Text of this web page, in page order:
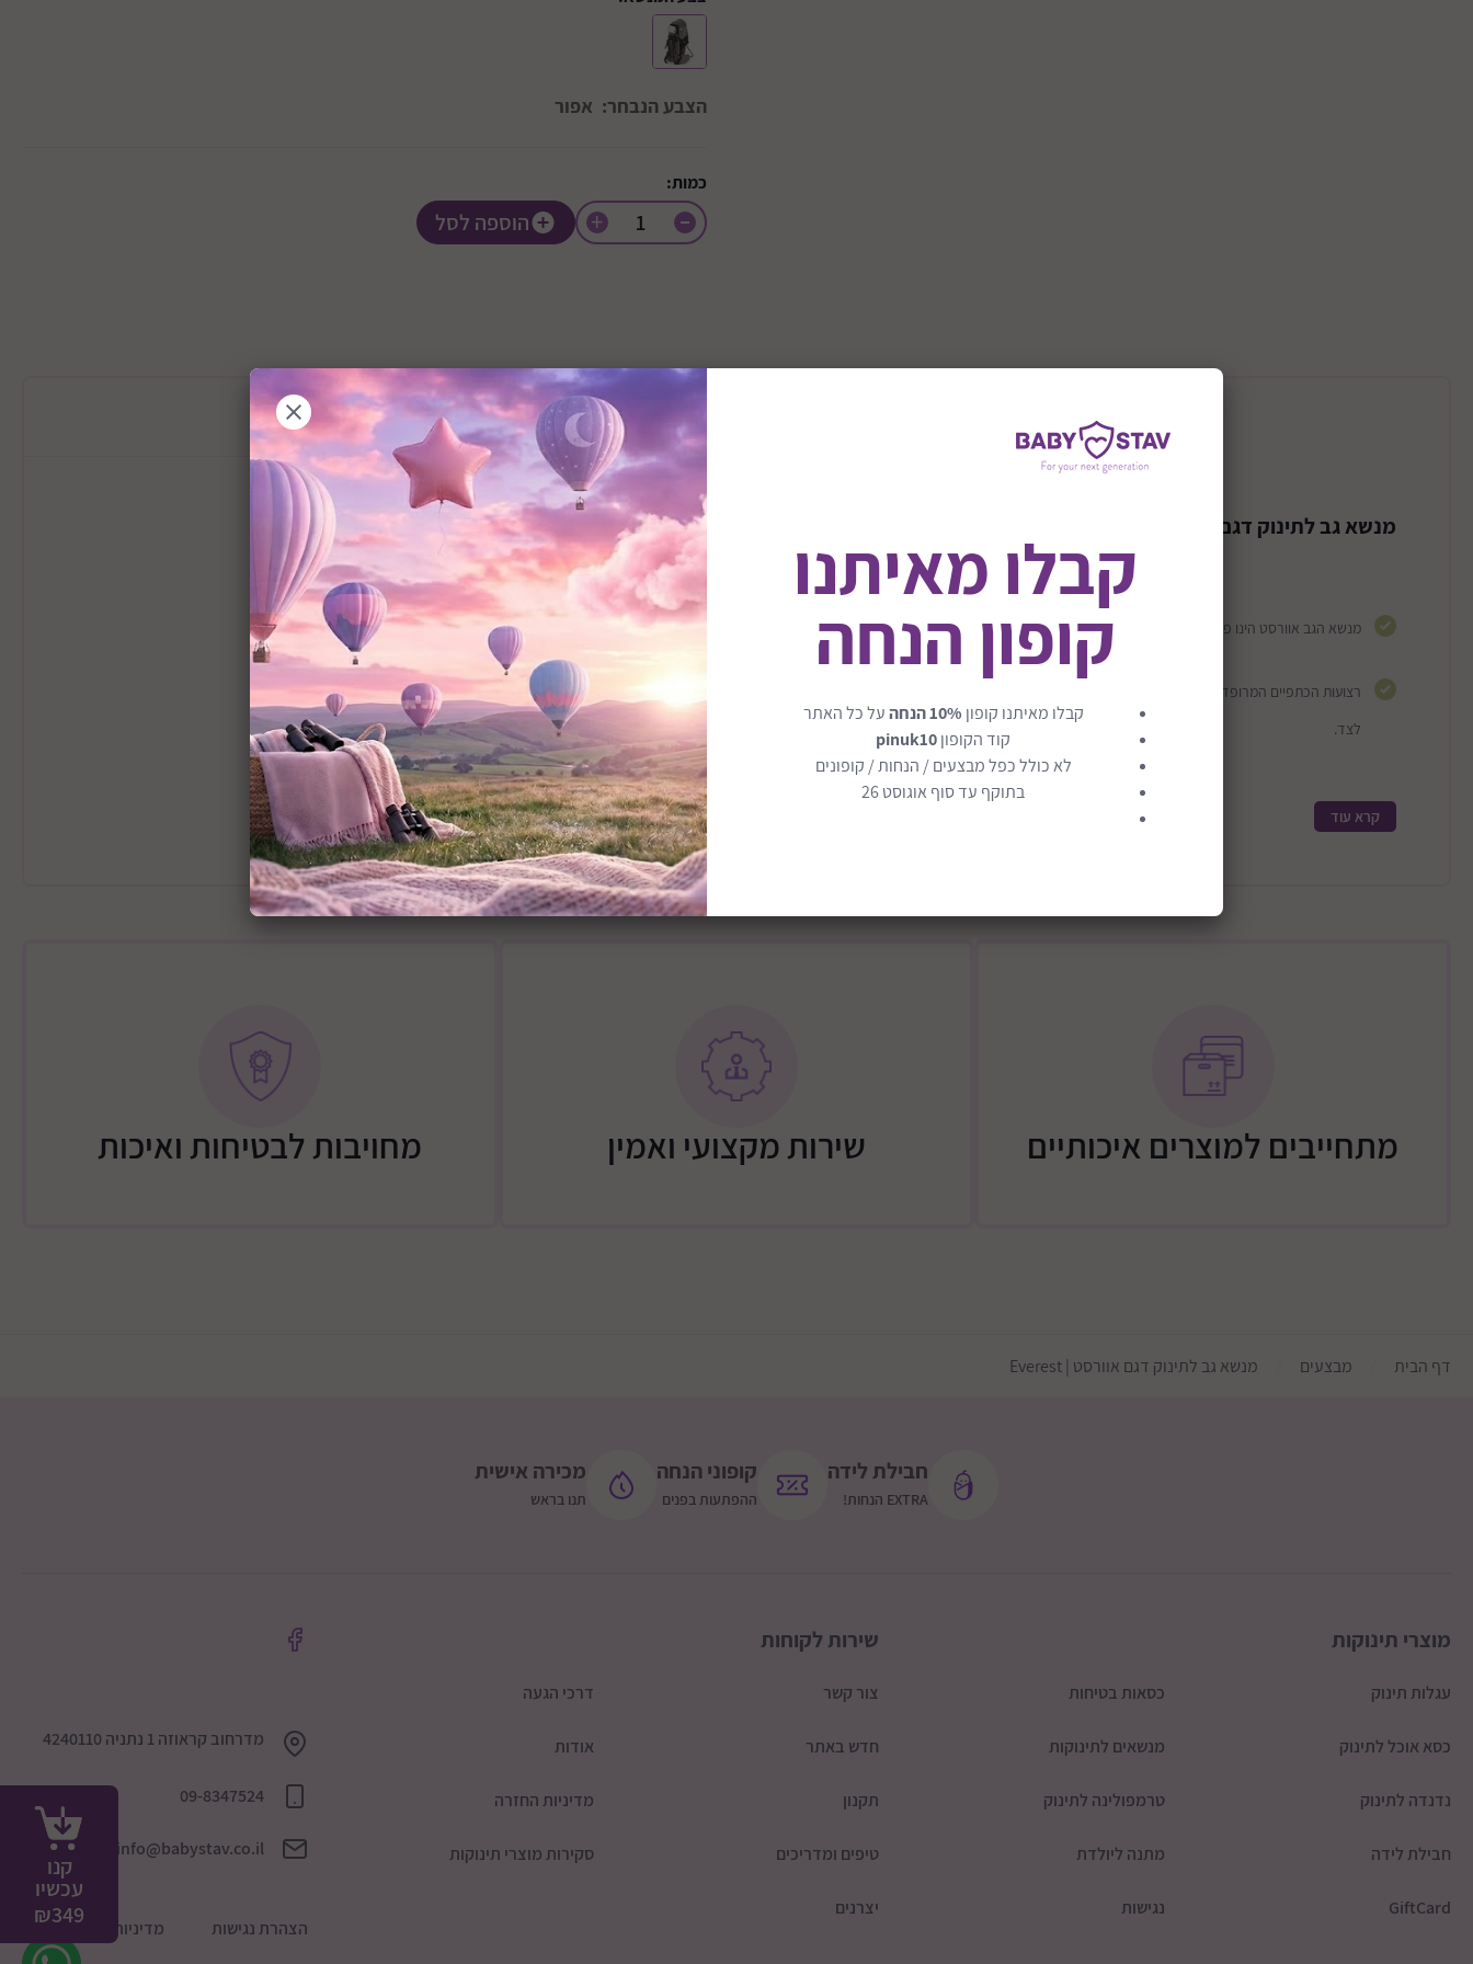
הצבע הנבחר: אפור
כמות:
+ הוספה לסל
קנו
עכשיו
₪349
תיאור המוצר מידע כללי
מנשא גב לתינוק דגם אוורסט | Everest
מנשא הגב אוורסט הינו פתרון מושלם לטיולים ארוכי טווח. המנשא קל מאוד לנשיאה וניתן לכוונן את רצועות המנשא כך שיתאימו לגופכם.
רצועות הכתפיים המרופדות בשילוב רצועת המותניים מעניקות למנשא יציבות מרבית ומונעת תזוזה מצד
לצד.
חלקו האחורי של המנשא (החלק שנוגע בגבכם) רך ונעים למגע.
יחידת התינוק מרופדת ביותר ועשויה מבדים נושמים ונעימים למגע. משענת הגב של הילד ארגונומית ורכה וכך שומרת על יציבה נכונה שלא תעייף את גב ילדכם.
מגיע עם כיסוי גשם המגן על פני התינוק.
מידות : 54X42X90 ס"מ.
קרא עוד
מתחייבים למוצרים איכותיים שירות מקצועי ואמין מחויבות לבטיחות ואיכות
דף הבית מבצעים מנשא גב לתינוק דגם אוורסט | Everest
חבילת לידה
EXTRA הנחות!
קופוני הנחה
ההפתעות בפנים
מכירה אישית
תנו בראש
מוצרי תינוקות
עגלות תינוק כסאות בטיחות
כסא אוכל לתינוק מנשאים לתינוקות
נדנדה לתינוק טרמפולינה לתינוק
חבילת לידה מתנה ליולדת
GiftCard נגישות
שירות לקוחות
צור קשר דרכי הגעה
חדש באתר אודות
תקנון מדיניות החזרה
טיפים ומדריכים סקירות מוצרי תינוקות
יצרנים
מדרחוב קראוזה 1 נתניה 4240110
09-8347524
info@babystav.co.il
הצהרת נגישות מדיניות הפרטיות
קבלו מאיתנו
קופון הנחה
קבלו מאיתנו קופון 10% הנחה
על כל האתר
קוד הקופוןpinuk10
לא כולל כפל מבצעים / הנחות / קופונים
בתוקף עד סוף אוגוסט 26